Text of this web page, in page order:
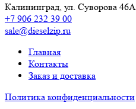
Калининград, ул. Суворова 46А
+7 906 232 39 00
sale@dieselzip.ru
Главная
Контакты
Заказ и доставка
Политика конфиденциальности